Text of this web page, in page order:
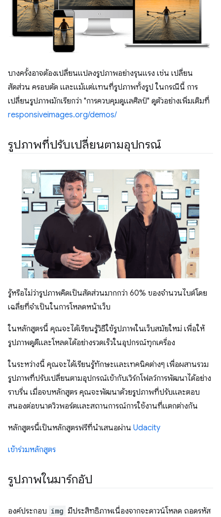
บางครั้งอาจต้องเปลี่ยนแปลงรูปภาพอย่างรุนแรง เช่น เปลี่ยน
สัดส่วน ครอบตัด และแม้แต่แทนที่รูปภาพทั้งรูป ในกรณีนี้ การ
เปลี่ยนรูปภาพมักเรียกว่า "การควบคุมดูแลศิลป์" ดูตัวอย่างเพิ่มเติมที่
responsiveimages.org/demos/
รูปภาพที่ปรับเปลี่ยนตามอุปกรณ์
รู้หรือไม่ว่ารูปภาพคิดเป็นสัดส่วนมากกว่า 60% ของจำนวนไบต์โดย
เฉลี่ยที่จําเป็นในการโหลดหน้าเว็บ
ในหลักสูตรนี้ คุณจะได้เรียนรู้วิธีใช้รูปภาพในเว็บสมัยใหม่ เพื่อให้
รูปภาพดูดีและโหลดได้อย่างรวดเร็วในอุปกรณ์ทุกเครื่อง
ในระหว่างนี้ คุณจะได้เรียนรู้ทักษะและเทคนิคต่างๆ เพื่อผสานรวม
รูปภาพที่ปรับเปลี่ยนตามอุปกรณ์เข้ากับเวิร์กโฟลว์การพัฒนาได้อย่าง
ราบรื่น เมื่อจบหลักสูตร คุณจะพัฒนาด้วยรูปภาพที่ปรับและตอบ
สนองต่อขนาดวิวพอร์ตและสถานการณ์การใช้งานที่แตกต่างกัน
หลักสูตรนี้เป็นหลักสูตรฟรีที่นำเสนอผ่าน Udacity
เข้าร่วมหลักสูตร
รูปภาพในมาร์กอัป
องค์ประกอบ img มีประสิทธิภาพเนื่องจากจะดาวน์โหลด ถอดรหัส